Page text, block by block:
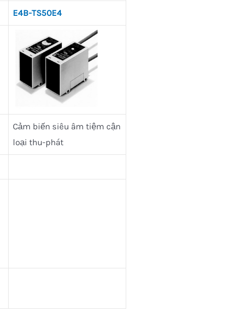
E4B-TS50E4
Cảm biến siêu âm tiệm cận
loại thu-phát